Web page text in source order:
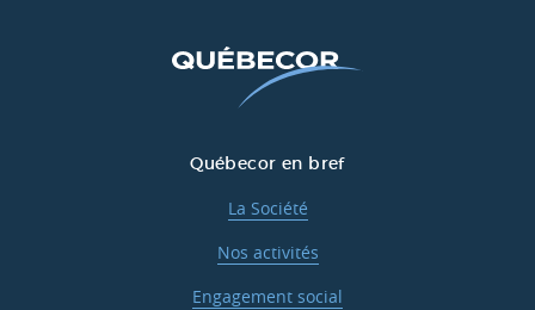
Québecor en bref
La Société
Nos activités
Engagement social